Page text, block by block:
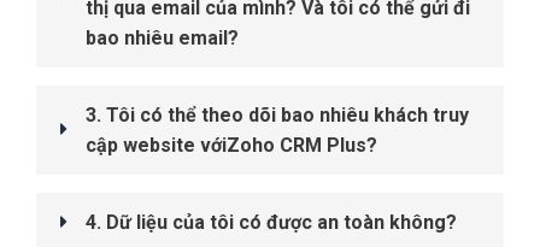
thị qua email của mình? Và tôi có thể gửi đi
bao nhiêu email?
3. Tôi có thể theo dõi bao nhiêu khách truy
cập website vớiZoho CRM Plus?
4. Dữ liệu của tôi có được an toàn không?